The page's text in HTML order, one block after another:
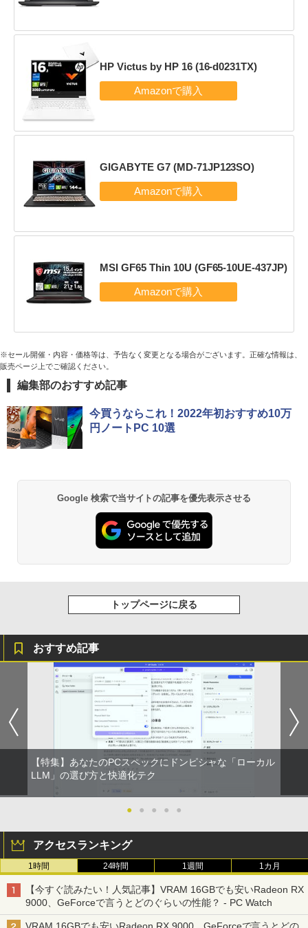
HP Victus by HP 16 (16-d0231TX)
GIGABYTE G7 (MD-71JP123SO)
MSI GF65 Thin 10U (GF65-10UE-437JP)
※セール開催・内容・価格等は、予告なく変更となる場合がございます。正確な情報は、
販売ページ上でご確認ください。
編集部のおすすめ記事
今買うならこれ！2022年初おすすめ10万
円ノートPC 10選
Google 検索で当サイトの記事を優先表示させる
トップページに戻る
おすすめ記事
【特集】あなたのPCスペックにドンピシャな「ローカル
LLM」の選び方と快適化テク
● ● ● ● ●
アクセスランキング
1時間 24時間 1週間 1カ月
【今すぐ読みたい！人気記事】VRAM 16GBでも安いRadeon RX
9000、GeForceで言うとどのぐらいの性能？ - PC Watch